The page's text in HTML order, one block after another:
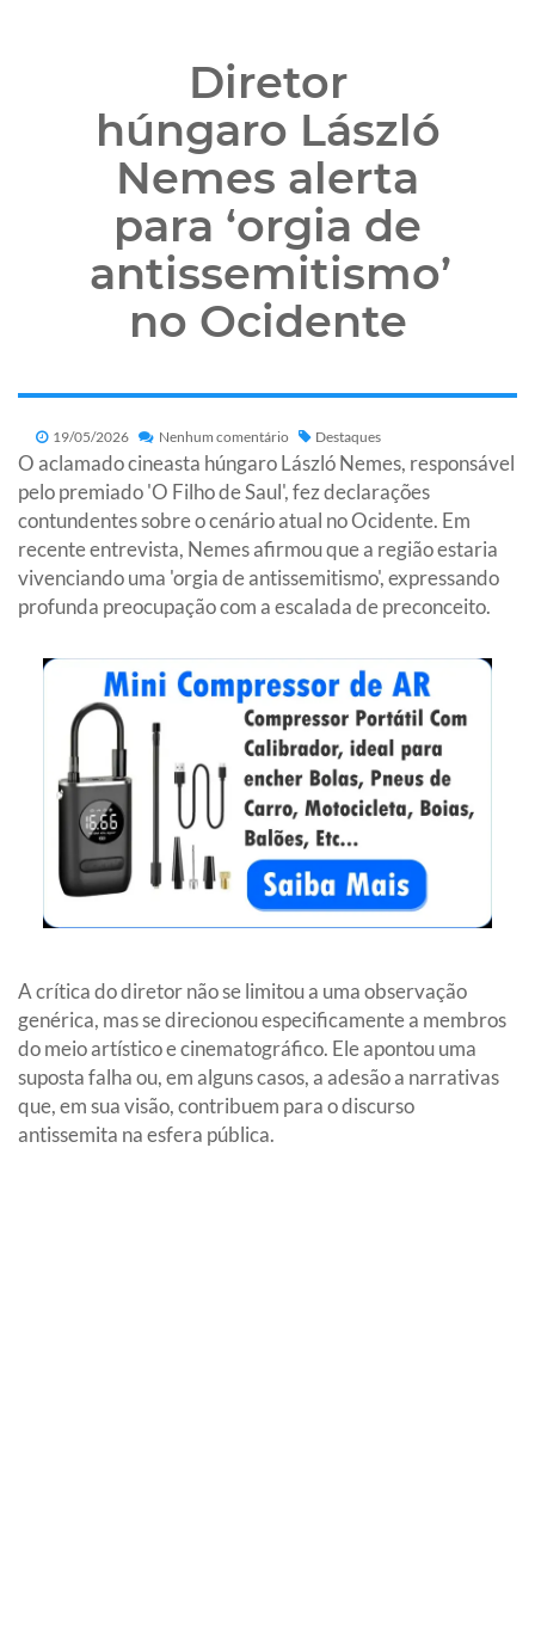
Diretor
húngaro László
Nemes alerta
para ‘orgia de
antissemitismo’
no Ocidente
19/05/2026 Nenhum comentário Destaques
O aclamado cineasta húngaro László Nemes, responsável
pelo premiado 'O Filho de Saul', fez declarações
contundentes sobre o cenário atual no Ocidente. Em
recente entrevista, Nemes afirmou que a região estaria
vivenciando uma 'orgia de antissemitismo', expressando
profunda preocupação com a escalada de preconceito.
A crítica do diretor não se limitou a uma observação
genérica, mas se direcionou especificamente a membros
do meio artístico e cinematográfico. Ele apontou uma
suposta falha ou, em alguns casos, a adesão a narrativas
que, em sua visão, contribuem para o discurso
antissemita na esfera pública.